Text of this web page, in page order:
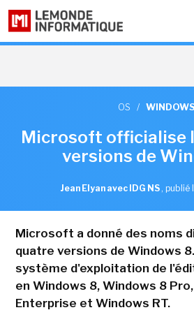
OS / WINDOWS
Microsoft officialise
versions de
Jean Elyan avec IDG NS , publié
Microsoft a donné des noms
quatre versions de Windows
système d'exploitation de
en Windows 8, Windows 8
Enterprise et Windows RT.